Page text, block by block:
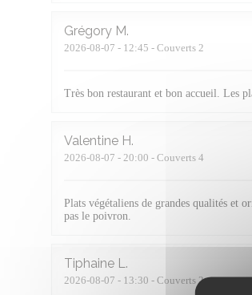
Grégory M
2026-08-07 - 12:45 - Couverts 2
Très bon restaurant et bon accueil. Les
Valentine H
2026-08-07 - 20:00 - Couverts 4
Plats végétaliens de grandes qualités et
pas le poivron.
Tiphaine L
2026-08-07 - 13:30 - Couverts 2